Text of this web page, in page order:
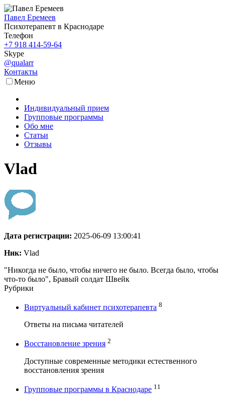
Павел Еремеев
Психотерапевт в Краснодаре
Телефон
+7 918 414-59-64
Skype
@qualarr
Контакты
Меню
Индивидуальный прием
Групповые программы
Обо мне
Статьи
Отзывы
Vlad
Дата регистрации: 2025-06-09 13:00:41
Ник: Vlad
"Никогда не было, чтобы ничего не было. Всегда было, чтобы
что-то было", Бравый солдат Швейк
Рубрики
Виртуальный кабинет психотерапевта 8
Ответы на письма читателей
Восстановление зрения 2
Доступные современные методики естественного
восстановления зрения
Групповые программы в Краснодаре 11